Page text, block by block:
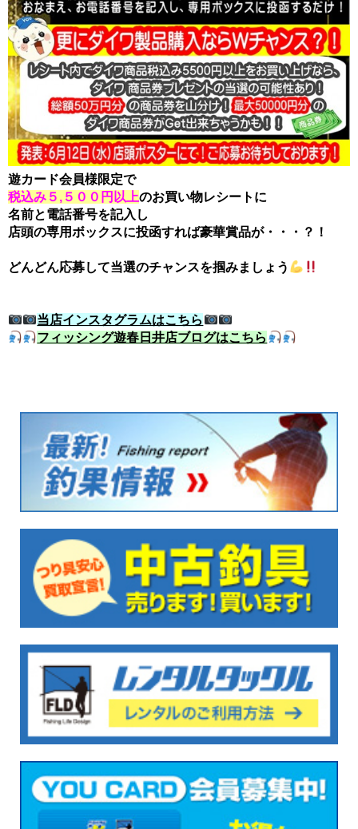
遊カード会員様限定で
税込み５,５００円以上のお買い物レシートに
名前と電話番号を記入し
店頭の専用ボックスに投函すれば豪華賞品が・・・？！
どんどん応募して当選のチャンスを掴みましょう
当店インスタグラムはこちら
フィッシング遊春日井店ブログはこちら